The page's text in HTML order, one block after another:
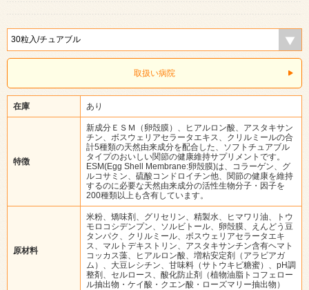
取扱い病院
在庫 あり
特徴
新成分ＥＳＭ（卵殻膜）、ヒアルロン酸、アスタキサン
チン、ボスウェリアセラータエキス、クリルミールの合
計5種類の天然由来成分を配合した、ソフトチュアブル
タイプのおいしい関節の健康維持サプリメントです。
ESM(Egg Shell Membrane:卵殻膜)は、コラーゲン、グ
ルコサミン、硫酸コンドロイチン他、関節の健康を維持
するのに必要な天然由来成分の活性生物分子・因子を
200種類以上も含有しています。
原材料
米粉、矯味剤、グリセリン、精製水、ヒマワリ油、トウ
モロコシデンプン、ソルビトール、卵殻膜、えんどう豆
タンパク、クリルミール、ボスウェリアセラータエキ
ス、マルトデキストリン、アスタキサンチン含有ヘマト
コッカス藻、ヒアルロン酸、増粘安定剤（アラビアガ
ム）、大豆レシチン、甘味料（サトウキビ糖蜜）、pH調
整剤、セルロース、酸化防止剤（植物油脂トコフェロー
ル抽出物・ケイ酸・クエン酸・ローズマリー抽出物）